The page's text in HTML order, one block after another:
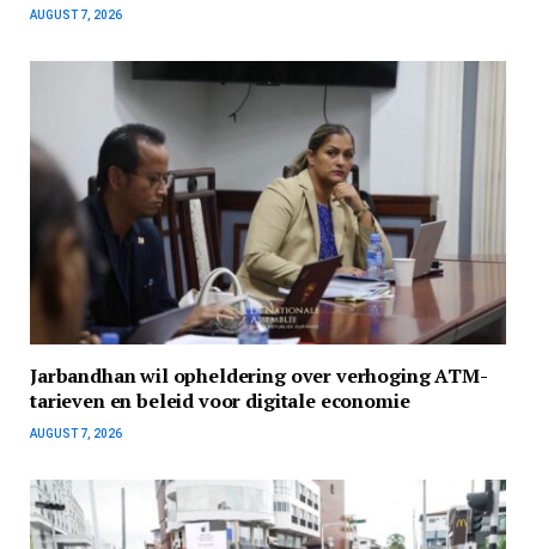
AUGUST 7, 2026
Jarbandhan wil opheldering over verhoging ATM-
tarieven en beleid voor digitale economie
AUGUST 7, 2026